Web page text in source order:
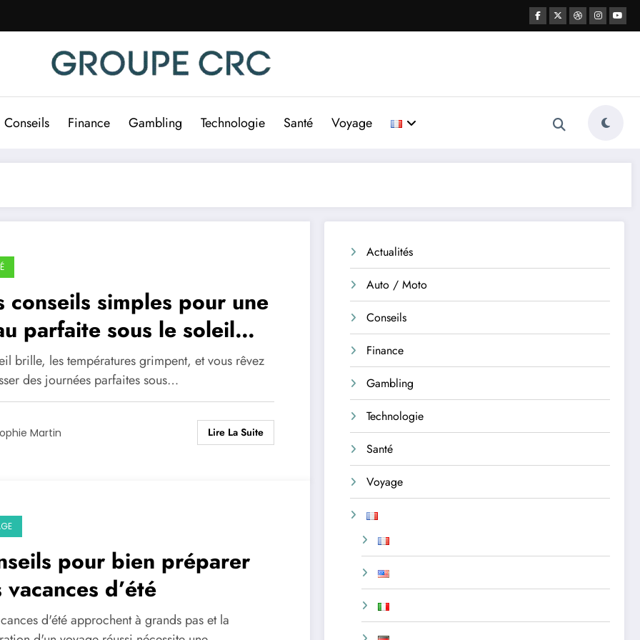
Conseils Finance Gambling Technologie Santé Voyage
conseils simples pour une
parfaite sous le soleil
brille, les températures grimpent, et vous rêvez
des journées parfaites sous…
Martin Lire La Suite
pour bien préparer
vacances d’été
d'été approchent à grands pas et la
Actualités
Auto / Moto
Conseils
Finance
Gambling
Technologie
Santé
Voyage